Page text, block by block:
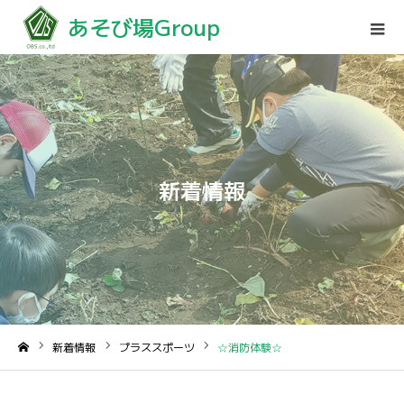
あそび場Group
新着情報
新着情報 プラススポーツ ☆消防体験☆